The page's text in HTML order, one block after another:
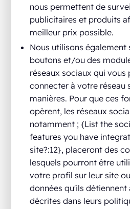
nous permettent de
publicitaires et produits
meilleur prix possible.
Nous utilisons également
boutons et/ou des
réseaux sociaux qui
connecter à votre réseau
manières. Pour que ces
opèrent, les réseaux
notamment ; {List the
features you have
site?:12}, placeront des
lesquels pourront être
votre profil sur leur site
données qu'ils détiennent
décrites dans leurs